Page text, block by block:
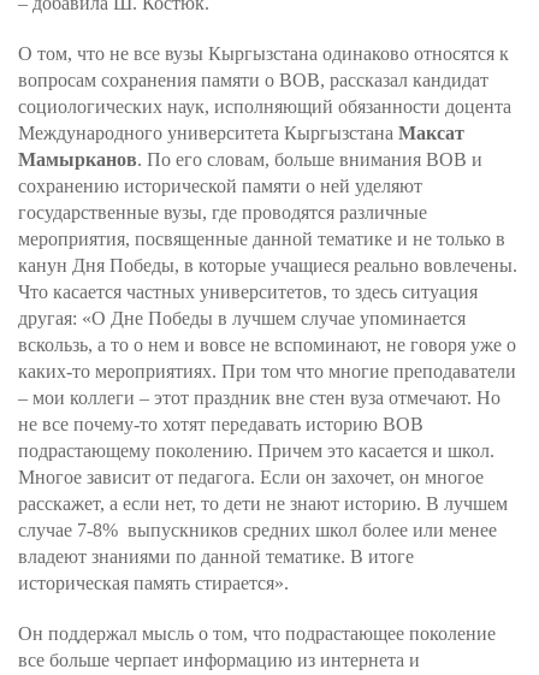
О том, что не все вузы Кыргызстана одинаково относятся к
вопросам сохранения памяти о ВОВ, рассказал кандидат
социологических наук, исполняющий обязанности доцента
Международного университета Кыргызстана Максат
Мамырканов. По его словам, больше внимания ВОВ и
сохранению исторической памяти о ней уделяют
государственные вузы, где проводятся различные
мероприятия, посвященные данной тематике и не только в
канун Дня Победы, в которые учащиеся реально вовлечены.
Что касается частных университетов, то здесь ситуация
другая: «О Дне Победы в лучшем случае упоминается
вскользь, а то о нем и вовсе не вспоминают, не говоря уже о
каких-то мероприятиях. При том что многие преподаватели
– мои коллеги – этот праздник вне стен вуза отмечают. Но
не все почему-то хотят передавать историю ВОВ
подрастающему поколению. Причем это касается и школ.
Многое зависит от педагога. Если он захочет, он многое
расскажет, а если нет, то дети не знают историю. В лучшем
случае 7-8% выпускников средних школ более или менее
владеют знаниями по данной тематике. В итоге
историческая память стирается».
Он поддержал мысль о том, что подрастающее поколение
все больше черпает информацию из интернета и